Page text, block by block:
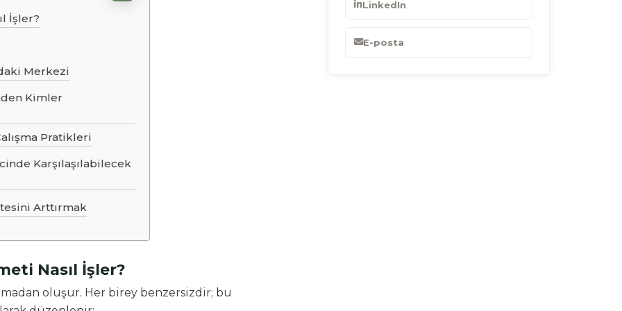
İşler?
Merkezi
Kimler
Pratikleri
Karşılaşılabilecek
Arttırmak
Nasıl İşler?
oluşur. Her birey benzersizdir; bu
LinkedIn
E-posta